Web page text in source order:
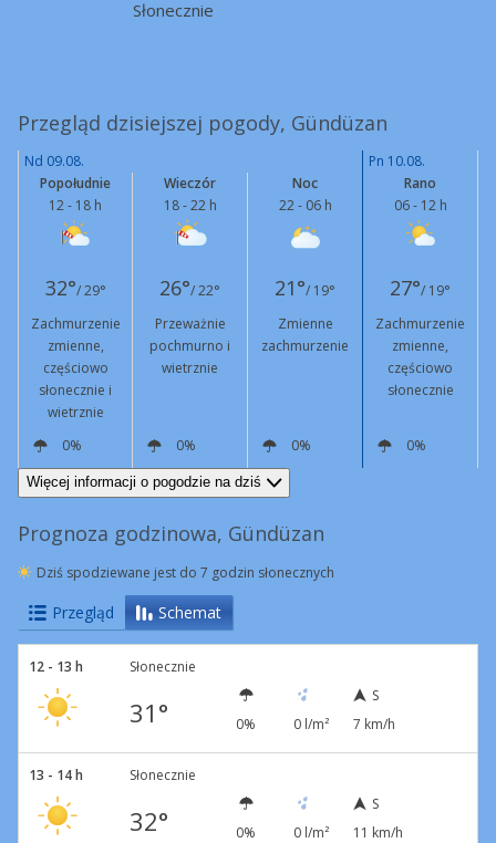
Słonecznie
Przegląd dzisiejszej pogody, Gündüzan
Nd 09.08.
Pn 10.08.
Popołudnie
12 - 18 h
Wieczór
18 - 22 h
Noc
22 - 06 h
Rano
06 - 12 h
32°/ 29° 26°/ 22° 21°/ 19° 27°/ 19°
Zachmurzenie
zmienne,
częściowo
słonecznie i
wietrznie
Przeważnie
pochmurno i
wietrznie
Zmienne
zachmurzenie
Zachmurzenie
zmienne,
częściowo
słonecznie
0% 0% 0%
0%
S
15 km/h
Podmuchy
45 km/h N
13 km/h
Podmuchy
46 km/h
Więcej informacji o pogodzie na dziś
Prognoza godzinowa, Gündüzan
Dziś spodziewane jest do 7 godzin słonecznych
Przegląd Schemat
12 - 13 h Słonecznie
31° 0% 0 l/m²
S
7 km/h
13 - 14 h Słonecznie
32° 0% 0 l/m²
S
11 km/h